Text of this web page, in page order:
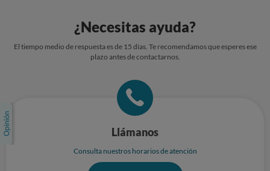
¿Necesitas ayuda?
El tiempo medio de respuesta es de 15 días. Te recomendamos que esperes ese
plazo antes de contactarnos.
Llámanos
Consulta nuestros horarios de atención